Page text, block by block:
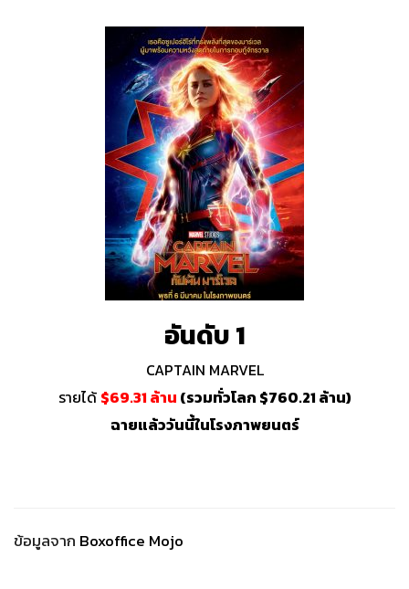
อันดับ 1
CAPTAIN MARVEL
รายได้ $69.31 ล้าน (รวมทั่วโลก $760.21 ล้าน)
ฉายแล้ววันนี้ในโรงภาพยนตร์
ข้อมูลจาก Boxoffice Mojo